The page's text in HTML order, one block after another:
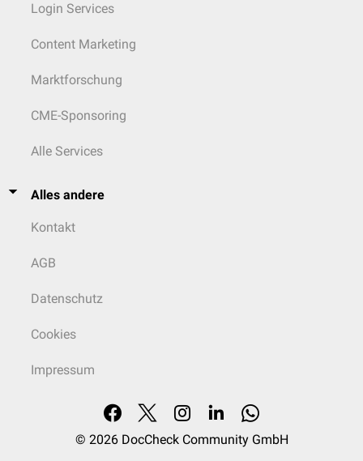
Login Services
Content Marketing
Marktforschung
CME-Sponsoring
Alle Services
Alles andere
Kontakt
AGB
Datenschutz
Cookies
Impressum
© 2026 DocCheck Community GmbH